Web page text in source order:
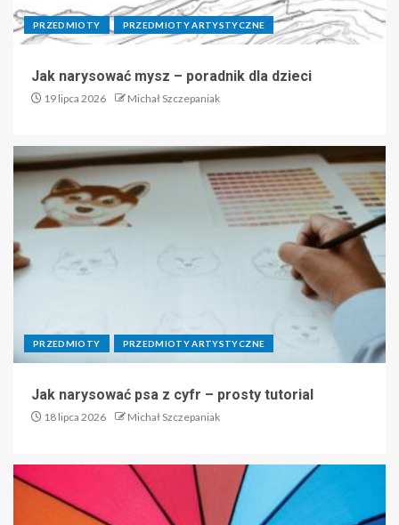
PRZEDMIOTY PRZEDMIOTY ARTYSTYCZNE
Jak narysować mysz – poradnik dla dzieci
19 lipca 2026 Michał Szczepaniak
PRZEDMIOTY PRZEDMIOTY ARTYSTYCZNE
Jak narysować psa z cyfr – prosty tutorial
18 lipca 2026 Michał Szczepaniak